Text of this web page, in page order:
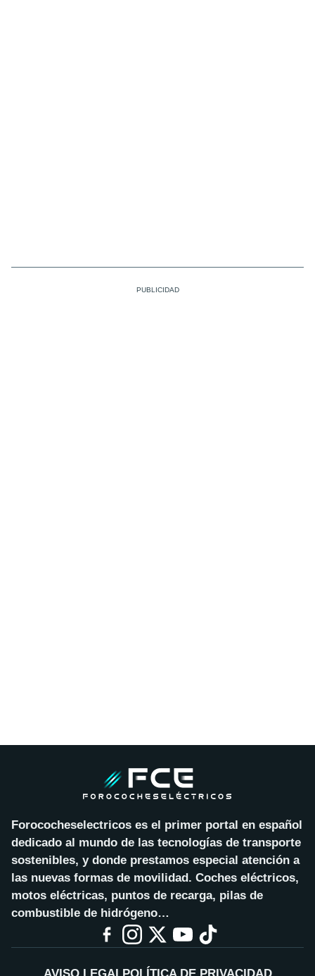
Forococheselectricos es el primer portal en español
dedicado al mundo de las tecnologías de transporte
sostenibles, y donde prestamos especial atención a
las nuevas formas de movilidad. Coches eléctricos,
motos eléctricas, puntos de recarga, pilas de
combustible de hidrógeno…